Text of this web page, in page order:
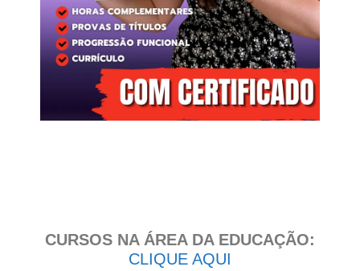
CURSOS NA ÁREA DA EDUCAÇÃO:
CLIQUE AQUI